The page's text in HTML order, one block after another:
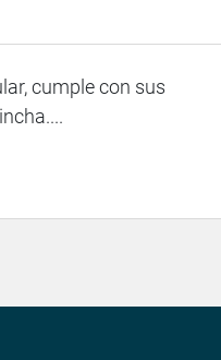
cumple con sus